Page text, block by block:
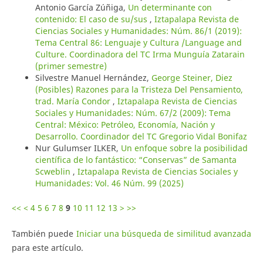
Antonio García Zúñiga, Un determinante con
contenido: El caso de su/sus , Iztapalapa Revista de
Ciencias Sociales y Humanidades: Núm. 86/1 (2019):
Tema Central 86: Lenguaje y Cultura /Language and
Culture. Coordinadora del TC Irma Munguía Zatarain
(primer semestre)
Silvestre Manuel Hernández, George Steiner, Diez
(Posibles) Razones para la Tristeza Del Pensamiento,
trad. María Condor , Iztapalapa Revista de Ciencias
Sociales y Humanidades: Núm. 67/2 (2009): Tema
Central: México: Petróleo, Economía, Nación y
Desarrollo. Coordinador del TC Gregorio Vidal Bonifaz
Nur Gulumser ILKER, Un enfoque sobre la posibilidad
científica de lo fantástico: “Conservas” de Samanta
Scweblin , Iztapalapa Revista de Ciencias Sociales y
Humanidades: Vol. 46 Núm. 99 (2025)
<< < 4 5 6 7 8 9 10 11 12 13 > >>
También puede Iniciar una búsqueda de similitud avanzada
para este artículo.